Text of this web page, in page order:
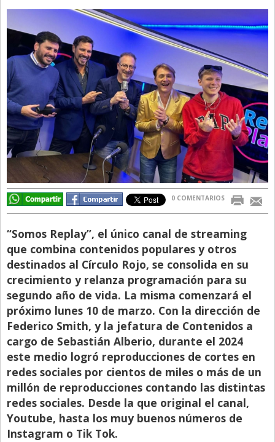
Entrevista Exclusiva
Finanzas
Gastronomia
Internacionales
La Opinión del Director
Legales
Libro de Quejas
Medios
Millonarios
Negocios
Opinion
País
Política
Publicidad y Marketing
Real Estate y Propiedades
Responsabilidad Social
Salidas
Santa Fe
Show Business
0 COMENTARIOS
“Somos Replay”, el único canal de streaming
que combina contenidos populares y otros
destinados al Círculo Rojo, se consolida en su
crecimiento y relanza programación para su
segundo año de vida. La misma comenzará el
próximo lunes 10 de marzo. Con la dirección de
Federico Smith, y la jefatura de Contenidos a
cargo de Sebastián Alberio, durante el 2024
este medio logró reproducciones de cortes en
redes sociales por cientos de miles o más de un
millón de reproducciones contando las distintas
redes sociales. Desde la que original el canal,
Youtube, hasta los muy buenos números de
Instagram o Tik Tok.